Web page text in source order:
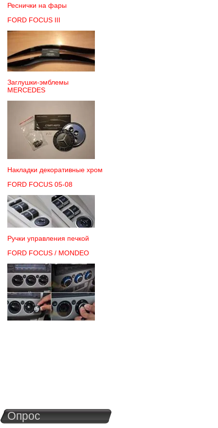
Реснички на фары
FORD FOCUS III
Заглушки-эмблемы
MERCEDES
Накладки декоративные хром
FORD FOCUS 05-08
Ручки управления печкой
FORD FOCUS / MONDEO
Опрос